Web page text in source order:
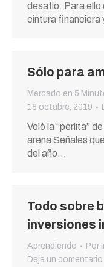
desafío. Para ello
cintura financiera
Sólo para
Mercado en 5
18 octubre, 2019
Voló la “perlita”
arena Señales
del año…
Todo sobre
inversiones
Aprendiendo Por
Deja un comentario